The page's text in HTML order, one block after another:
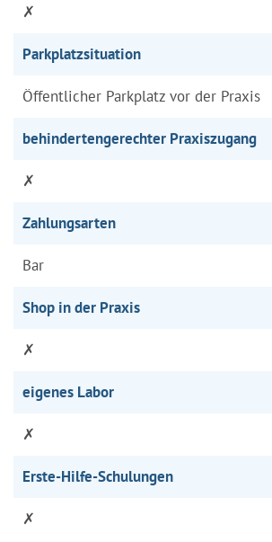
✗
Parkplatzsituation
Öffentlicher Parkplatz vor der Praxis
behindertengerechter Praxiszugang
✗
Zahlungsarten
Bar
Shop in der Praxis
✗
eigenes Labor
✗
Erste-Hilfe-Schulungen
✗